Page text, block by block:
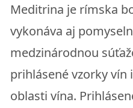
Meditrina je rímska
vykonáva aj
medzinárodnou
prihlásené vzorky vín
oblasti vína.